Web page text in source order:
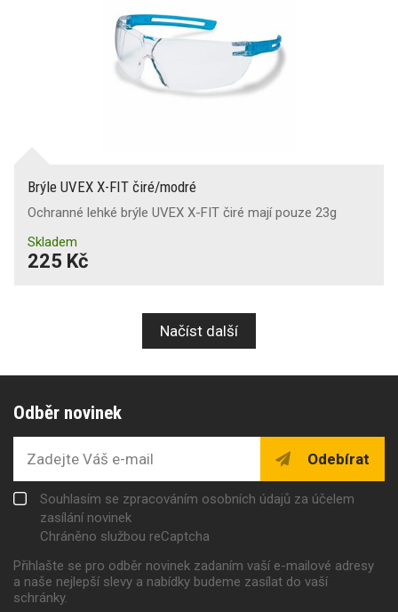
Brýle UVEX X-FIT čiré/modré
Ochranné lehké brýle UVEX X-FIT čiré mají pouze 23g
Skladem
225 Kč
Načíst další
Odběr novinek
Odebírat
Souhlasím se zpracováním osobních údajů za účelem
zasílání novinek
Chráněno službou reCaptcha
Přihlašte se pro odběr novinek zadaním vaší e-mailové adresy
a naše nejlepší slevy a nabídky budeme zasílat do vaší
schránky.